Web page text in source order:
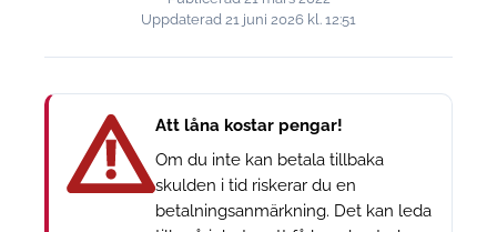
Uppdaterad 21 juni 2026 kl. 12:51
Att låna kostar pengar!
Om du inte kan betala tillbaka
skulden i tid riskerar du en
betalningsanmärkning. Det kan leda